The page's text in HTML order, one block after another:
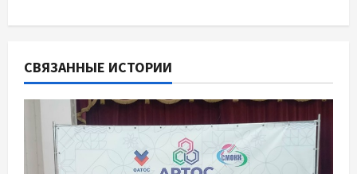
и
СВЯЗАННЫЕ ИСТОРИИ